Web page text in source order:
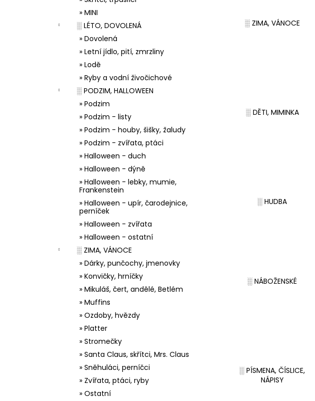
» MINI
░ LÉTO, DOVOLENÁ
» Dovolená
» Letní jídlo, pití, zmrzliny
» Lodě
» Ryby a vodní živočichové
░ PODZIM, HALLOWEEN
» Podzim
» Podzim - listy
» Podzim - houby, šišky, žaludy
» Podzim - zvířata, ptáci
» Halloween - duch
» Halloween - dýně
» Halloween - lebky, mumie,
Frankenstein
» Halloween - upír, čarodejnice,
perníček
» Halloween - zvířata
» Halloween - ostatní
░ ZIMA, VÁNOCE
» Dárky, punčochy, jmenovky
» Konvičky, hrníčky
» Mikuláš, čert, andělé, Betlém
» Muffins
» Ozdoby, hvězdy
» Platter
» Stromečky
» Santa Claus, skřítci, Mrs. Claus
» Sněhuláci, perníčci
» Zvířata, ptáci, ryby
» Ostatní
░ ZIMA, VÁNOCE
░ DĚTI, MIMINKA
░ HUDBA
░ NÁBOŽENSKÉ
░ PÍSMENA, ČÍSLICE,
NÁPISY
33001 ZDOBÍCÍ SÁČEK